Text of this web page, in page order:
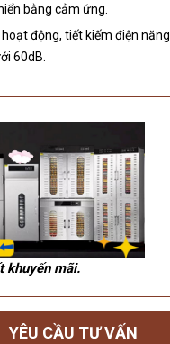
bằng cảm ứng.
động, tiết kiếm điện năng.
60dB.
khuyến mãi.
YÊU CẦU TƯ VẤN